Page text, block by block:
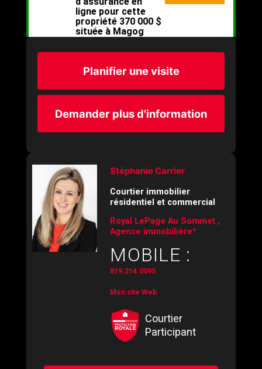
Planifier une visite
Demander plus d'information
Stéphanie Carrier
Courtier immobilier
résidentiel et commercial
Royal LePage Au Sommet ,
Agence immobilière*
MOBILE :
819.214.0095
Mon site Web
Courtier
Participant